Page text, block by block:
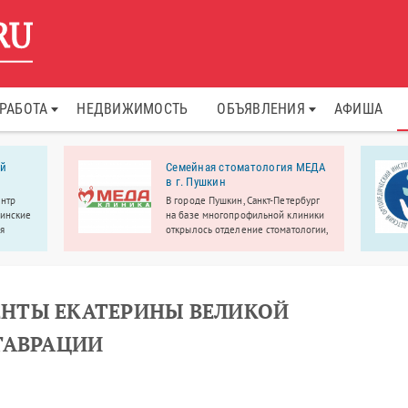
РАБОТА НЕДВИЖИМОСТЬ ОБЪЯВЛЕНИЯ АФИША
Семейная стоматология МЕДА
в г. Пушкин
В городе Пушкин, Санкт-Петербург
на базе многопрофильной клиники
открылось отделение стоматологии,
ЕКАТЕРИНЫ ВЕЛИКОЙ